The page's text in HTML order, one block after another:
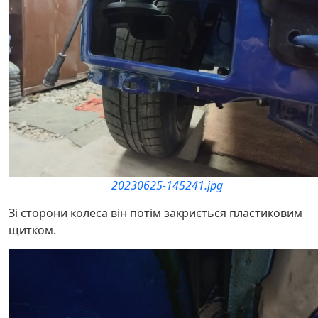
20230625-145241.jpg
Зі сторони колеса він потім закриється пластиковим
щитком.